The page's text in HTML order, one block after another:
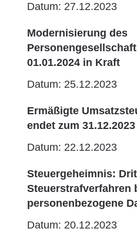
Datum: 27.12.2023
Modernisierung des
01.01.2024 in Kraft
Datum: 25.12.2023
Ermäßigte
endet zum 31.12.2023
Datum: 22.12.2023
Steuergeheimnis:
Steuerstrafverfahren
personenbezogene
Datum: 20.12.2023